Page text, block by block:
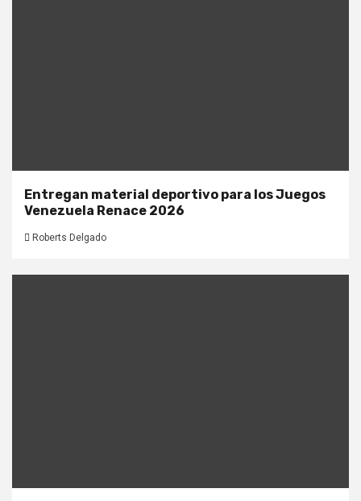
Entregan material deportivo para los Juegos
Venezuela Renace 2026
Roberts Delgado